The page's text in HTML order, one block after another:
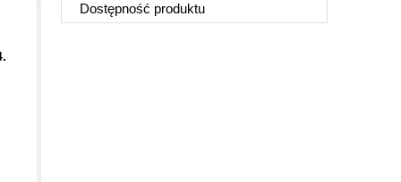
Dostępność produktu